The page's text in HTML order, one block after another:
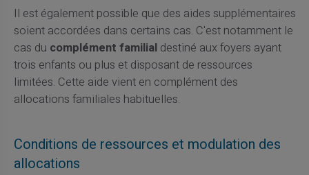
Il est également possible que des aides supplémentaires
soient accordées dans certains cas. C'est notamment le
cas du complément familialdestiné aux foyers ayant
trois enfants ou plus et disposant de ressources
limitées. Cette aide vient en complément des
allocations familiales habituelles.
Conditions de ressources et modulation des
allocations